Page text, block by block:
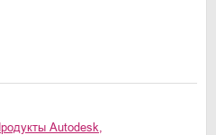
продукты Autodesk